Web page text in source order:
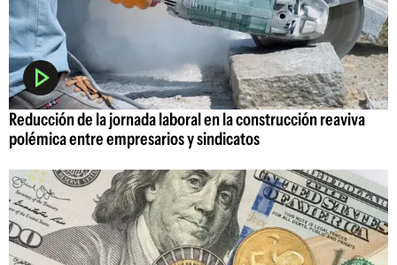
Reducción de la jornada laboral en la construcción reaviva
polémica entre empresarios y sindicatos